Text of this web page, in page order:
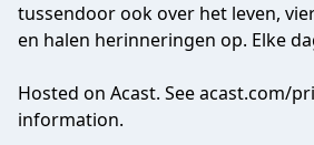
tussendoor ook over het leven,
en halen herinneringen op. Elke
Hosted on Acast. Seeacast.com/
information.